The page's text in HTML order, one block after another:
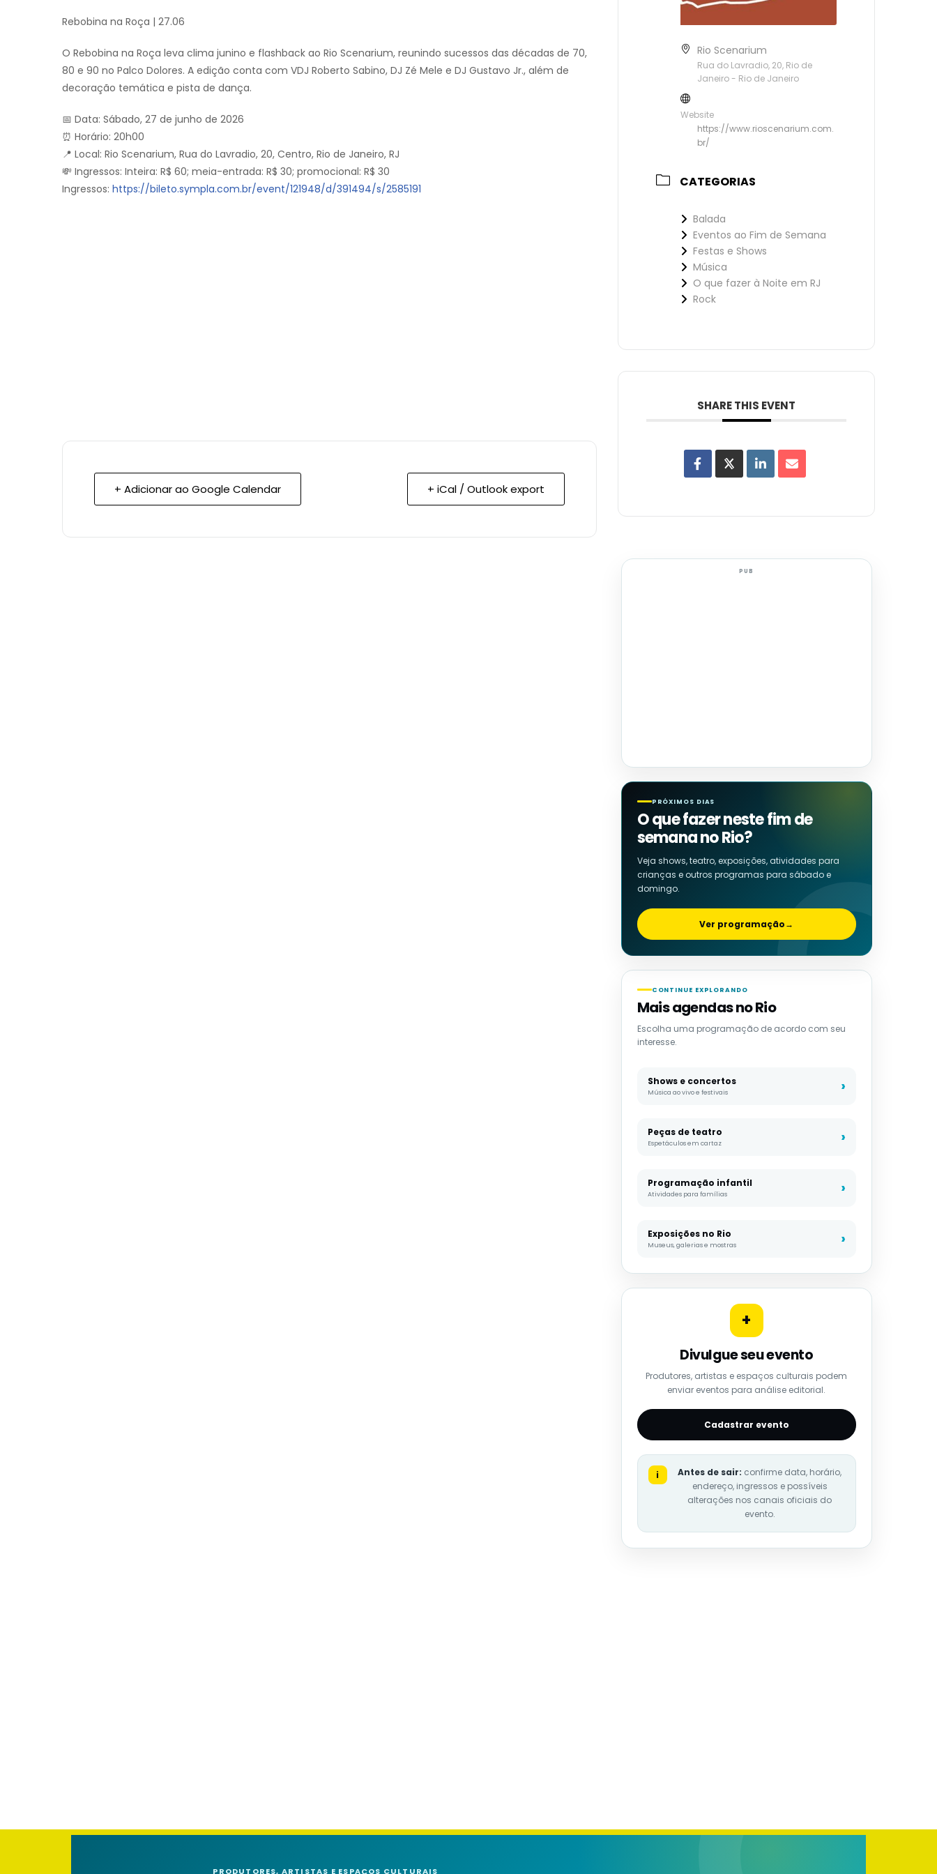
Rebobina na Roça | 27.06
O Rebobina na Roça leva clima junino e flashback ao Rio Scenarium, reunindo sucessos das décadas de 70,
80 e 90 no Palco Dolores. A edição conta com VDJ Roberto Sabino, DJ Zé Mele e DJ Gustavo Jr., além de
decoração temática e pista de dança.
📅 Data: Sábado, 27 de junho de 2026
⏰ Horário: 20h00
📍 Local: Rio Scenarium, Rua do Lavradio, 20, Centro, Rio de Janeiro, RJ
💸 Ingressos: Inteira: R$ 60; meia-entrada: R$ 30; promocional: R$ 30
Ingressos: https://bileto.sympla.com.br/event/121948/d/391494/s/2585191
+ Adicionar ao Google Calendar + iCal / Outlook export
Rio Scenarium
Rua do Lavradio, 20, Rio de
Janeiro - Rio de Janeiro
Website
https://www.rioscenarium.com.
br/
CATEGORIAS
Balada
Eventos ao Fim de Semana
Festas e Shows
Música
O que fazer à Noite em RJ
Rock
SHARE THIS EVENT
PUB
PRÓXIMOS DIAS
O que fazer neste fim de
semana no Rio?
Veja shows, teatro, exposições, atividades para
crianças e outros programas para sábado e
domingo.
Ver programação→
CONTINUE EXPLORANDO
Mais agendas no Rio
Escolha uma programação de acordo com seu
interesse.
Shows e concertos
Música ao vivo e festivais
Peças de teatro
Espetáculos em cartaz
Programação infantil
Atividades para famílias
Exposições no Rio
Museus, galerias e mostras
+
Divulgue seu evento
Produtores, artistas e espaços culturais podem
enviar eventos para análise editorial.
Cadastrar evento
i Antes de sair: confirme data, horário,
endereço, ingressos e possíveis
alterações nos canais oficiais do
evento.
PRODUTORES, ARTISTAS E ESPAÇOS CULTURAIS